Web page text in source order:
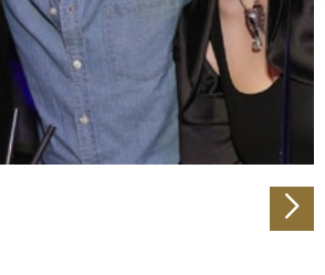
fest.
um Inhalte und Anzeigen zu
für soziale Medien anbieten
auf unsere Website zu
geben wir Informationen zu Ihrer
Website an unsere Partner für
und Analysen weiter. Unsere
Informationen möglicherweise mit